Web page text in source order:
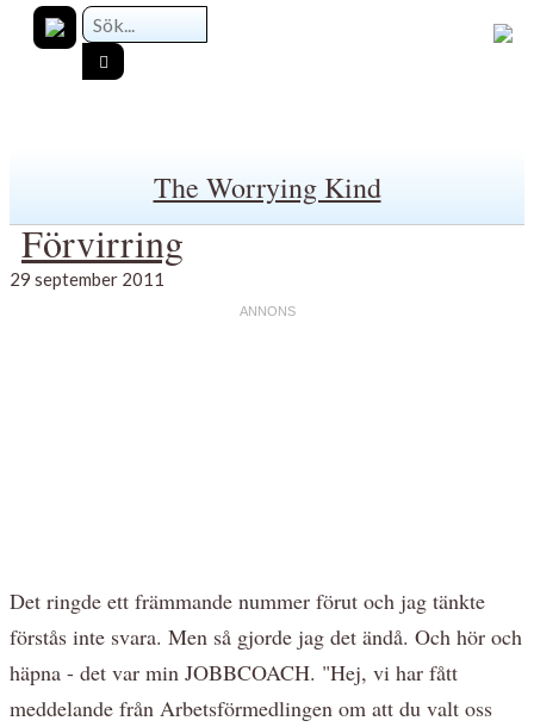
The Worrying Kind
Förvirring
29 september 2011
Det ringde ett främmande nummer förut och jag tänkte
förstås inte svara. Men så gjorde jag det ändå. Och hör och
häpna - det var min JOBBCOACH. "Hej, vi har fått
meddelande från Arbetsförmedlingen om att du valt oss